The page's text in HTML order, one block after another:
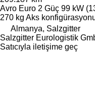
Avro Euro 2 Güç 99 kW
270 kg Aks
Almanya, Salzgitter
Salzgitter Eurologistik
Satıcıyla iletişime geç